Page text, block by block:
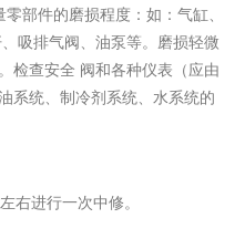
部件的磨损程度：如：气缸、
吸排气阀、油泵等。磨损轻微
检查安全 阀和各种仪表（应由
系统、制冷剂系统、水系统的
右进行一次中修。